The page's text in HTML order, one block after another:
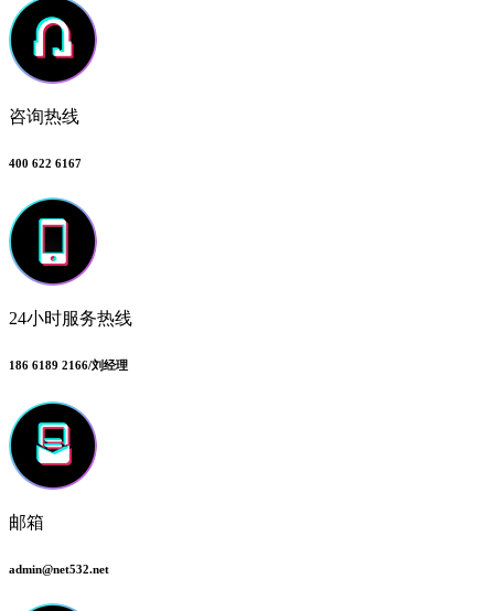
咨询热线
400 622 6167
24小时服务热线
186 6189 2166/刘经理
邮箱
admin@net532.net